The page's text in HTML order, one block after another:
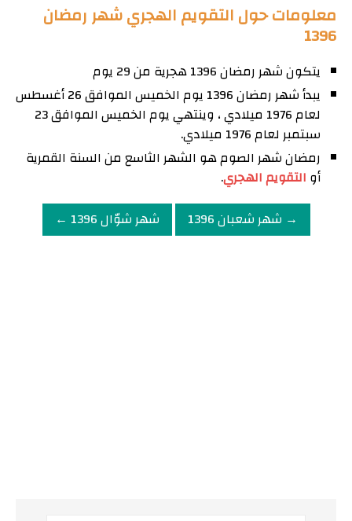
معلومات حول التقويم الهجري شهر رمضان
1396
يتكون شهر رمضان 1396 هجرية من 29 يوم
يبدأ شهر رمضان 1396 يوم الخميس الموافق 26 أغسطس
لعام 1976 ميلادي ، وينتهي يوم الخميس الموافق 23
سبتمبر لعام 1976 ميلادي.
رمضان شهر الصوم هو الشهر الثاسع من السنة القمرية
أو التقويم الهجري.
→ شهر شعبان 1396
شهر شوّال 1396 ←